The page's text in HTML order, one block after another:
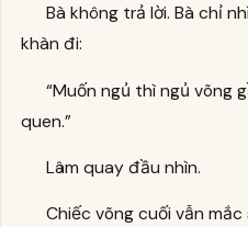
Bà không trả lời. Bà chỉ
khàn đi:
“Muốn ngủ thì ngủ võng
quen.”
Lâm quay đầu nhìn.
Chiếc võng cuối vẫn